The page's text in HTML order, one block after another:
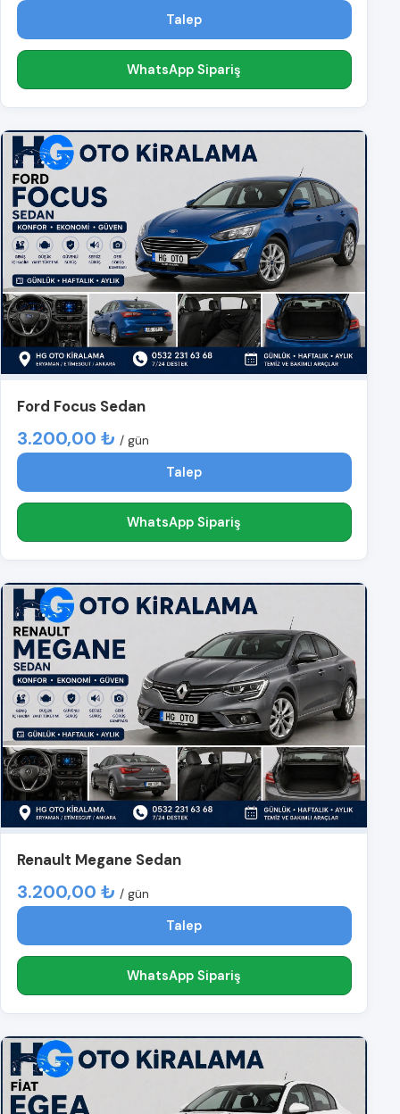
Talep
WhatsApp Sipariş
Ford Focus Sedan
3.200,00 ₺ / gün
Talep
WhatsApp Sipariş
Renault Megane Sedan
3.200,00 ₺ / gün
Talep
WhatsApp Sipariş